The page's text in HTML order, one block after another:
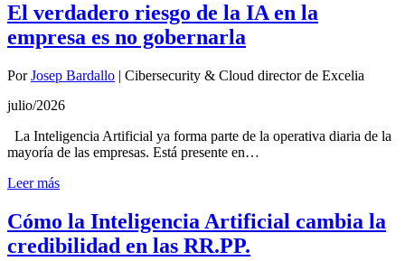
El verdadero riesgo de la IA en la
empresa es no gobernarla
PorJosep Bardallo | Cibersecurity & Cloud director de Excelia
julio/2026
La Inteligencia Artificial ya forma parte de la operativa diaria de la
mayoría de las empresas. Está presente en…
Leer más
Cómo la Inteligencia Artificial cambia la
credibilidad en las RR.PP.